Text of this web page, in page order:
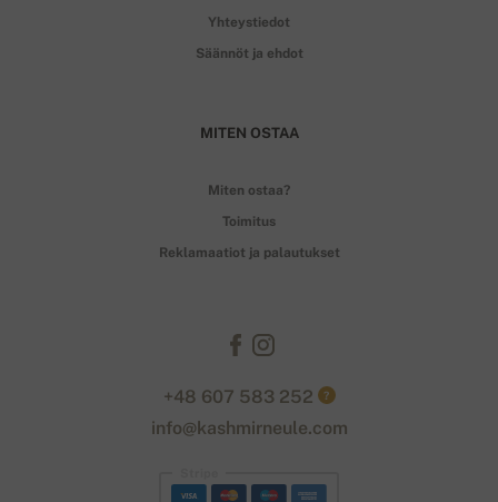
Yhteystiedot
Säännöt ja ehdot
MITEN OSTAA
Miten ostaa?
Toimitus
Reklamaatiot ja palautukset
+48 607 583 252 ?
info@kashmirneule.com